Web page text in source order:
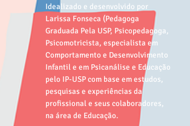
Idealizado e desenvolvido por
Larissa Fonseca (Pedagoga
Graduada Pela USP, Psicopedagoga,
Psicomotricista, especialista em
Comportamento e Desenvolvimento
Infantil e em Psicanálise e Educação
pelo IP-USP com base em estudos,
pesquisas e experiências da
profissional e seus colaboradores,
na área de Educação.